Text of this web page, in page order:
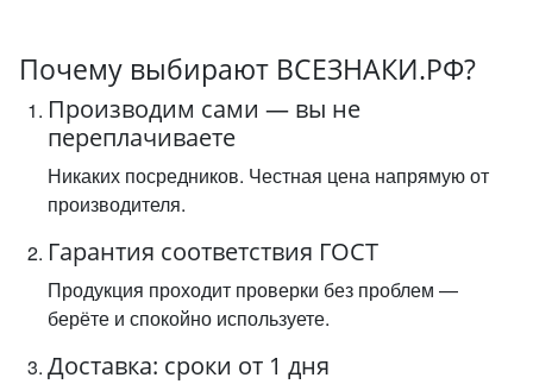
Почему выбирают ВСЕЗНАКИ.РФ?
Производим сами — вы не
переплачиваете
Никаких посредников. Честная цена напрямую от
производителя.
Гарантия соответствия ГОСТ
Продукция проходит проверки без проблем —
берёте и спокойно используете.
Доставка: сроки от 1 дня